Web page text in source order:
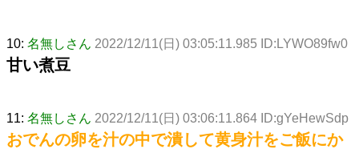
10: 名無しさん 2022/12/11(日) 03:05:11.985 ID:LYWO89fw0
甘い煮豆
11: 名無しさん 2022/12/11(日) 03:06:11.864 ID:gYeHewSdp
おでんの卵を汁の中で潰して黄身汁をご飯にか